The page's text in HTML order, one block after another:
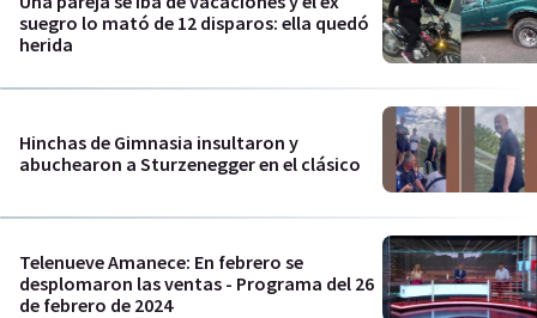
suegro lo mató de 12 disparos: ella quedó
herida
Hinchas de Gimnasia insultaron y
abuchearon a Sturzenegger en el clásico
Telenueve Amanece: En febrero se
desplomaron las ventas - Programa del 26
de febrero de 2024